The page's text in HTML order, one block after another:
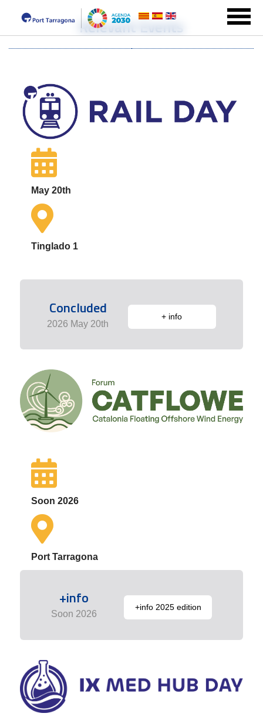
Relevant Events
May 20th
Tinglado 1
Concluded
2026 May 20th
+ info
Soon 2026
Port Tarragona
+info
Soon 2026
+info 2025 edition